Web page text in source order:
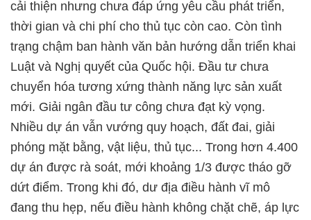
cải thiện nhưng chưa đáp ứng yêu cầu phát triển,
thời gian và chi phí cho thủ tục còn cao. Còn tình
trạng chậm ban hành văn bản hướng dẫn triển khai
Luật và Nghị quyết của Quốc hội. Đầu tư chưa
chuyển hóa tương xứng thành năng lực sản xuất
mới. Giải ngân đầu tư công chưa đạt kỳ vọng.
Nhiều dự án vẫn vướng quy hoạch, đất đai, giải
phóng mặt bằng, vật liệu, thủ tục... Trong hơn 4.400
dự án được rà soát, mới khoảng 1/3 được tháo gỡ
dứt điểm. Trong khi đó, dư địa điều hành vĩ mô
đang thu hẹp, nếu điều hành không chặt chẽ, áp lực